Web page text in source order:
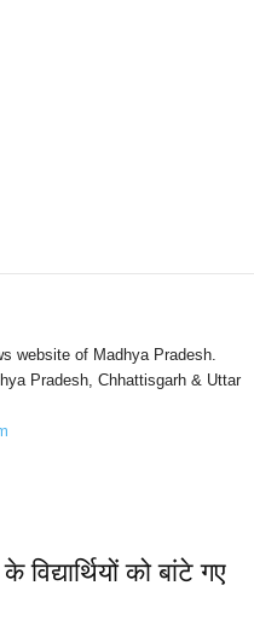
website of Madhya Pradesh.
Pradesh, Chhattisgarh & Uttar
को बांटे गए